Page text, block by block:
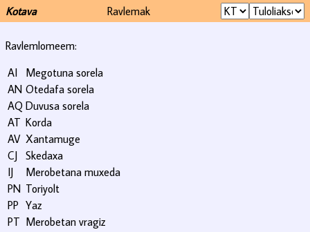
Kotava Ravlemak
Ravlemlomeem:
AI
Megotuna sorela
AN Otedafa sorela
AQ Duvusa sorela
AT Korda
AV Xantamuge
CJ Skedaxa
IJ
Merobetana muxeda
PN Toriyolt
PP Yaz
PT Merobetan vragiz